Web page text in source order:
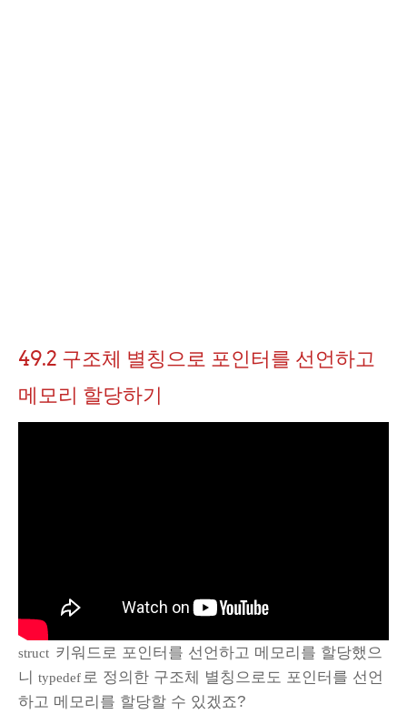
49.2 구조체 별칭으로 포인터를 선언하고
메모리 할당하기
struct 키워드로 포인터를 선언하고 메모리를 할당했으
니 typedef 로 정의한 구조체 별칭으로도 포인터를 선언
하고 메모리를 할당할 수 있겠죠?